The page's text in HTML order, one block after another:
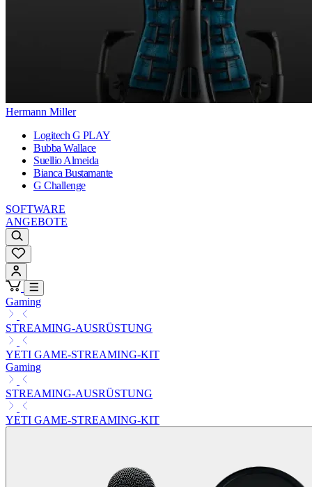
Hermann Miller
Logitech G PLAY
Bubba Wallace
Suellio Almeida
Bianca Bustamante
G Challenge
SOFTWARE
ANGEBOTE
Gaming
STREAMING-AUSRÜSTUNG
YETI GAME-STREAMING-KIT
Gaming
STREAMING-AUSRÜSTUNG
YETI GAME-STREAMING-KIT